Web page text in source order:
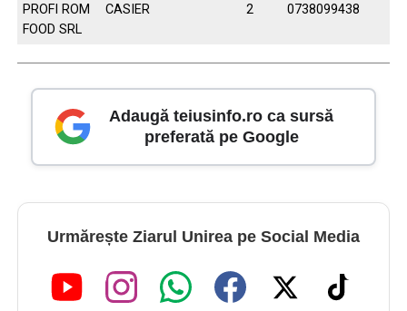
PROFI ROM
FOOD SRL
CASIER 2 0738099438
Adaugă teiusinfo.ro ca sursă
preferată pe Google
Urmărește Ziarul Unirea pe Social Media